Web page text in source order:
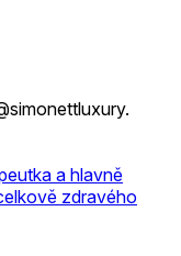
a hlavně
zdravého